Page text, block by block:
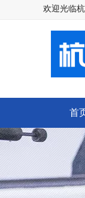
欢迎光临
首